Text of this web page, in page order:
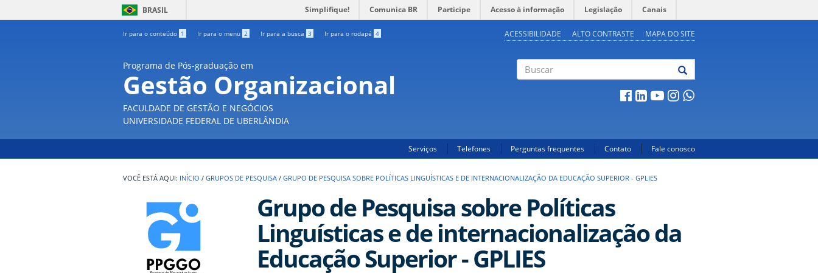
BRASIL Simplifique! Comunica BR Participe Acesso à informação Legislação Canais
Ir para o conteúdo 1 Ir para o menu 2 Ir para a busca 3 Ir para o rodapé 4 ACESSIBILIDADE ALTO CONTRASTE MAPA DO SITE
Programa de Pós-graduação em
Gestão Organizacional
FACULDADE DE GESTÃO E NEGÓCIOS
UNIVERSIDADE FEDERAL DE UBERLÂNDIA
Serviços Telefones Perguntas frequentes Contato Fale conosco
INÍCIO / GRUPOS DE PESQUISA / GRUPO DE PESQUISA SOBRE POLÍTICAS LINGUÍSTICAS E DE INTERNACIONALIZAÇÃO DA EDUCAÇÃO SUPERIOR - GPLIES
Grupo de Pesquisa sobre Políticas
Linguísticas e de internacionalização da
Educação Superior - GPLIES